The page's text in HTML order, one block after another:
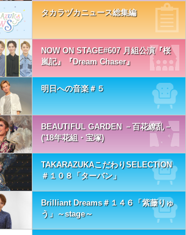
タカラヅカニュース総集編
NOW ON STAGE#607 月組公演『桜
嵐記』『Dream Chaser』
明日への音楽＃５
BEAUTIFUL GARDEN －百花繚乱－
('18年花組・宝塚)
TAKARAZUKAこだわりSELECTION
＃１０８「ターバン」
Brilliant Dreams＃１４６「紫藤りゅ
う」～stage～